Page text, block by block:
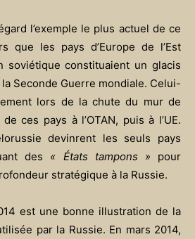
l’exemple le plus actuel de ce
que les pays d’Europe de l’Est
soviétique constituaient un glacis
Seconde Guerre mondiale. Celui-
lors de la chute du mur de
ces pays à l’OTAN, puis à l’UE.
devinrent les seuls pays
des « États tampons » pour
stratégique à la Russie.
est une bonne illustration de la
par la Russie. En mars 2014,